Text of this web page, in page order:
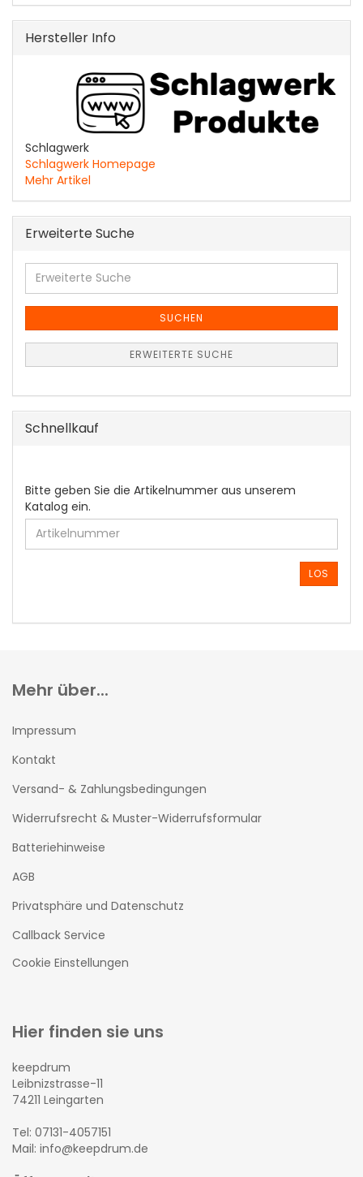
Hersteller Info
Schlagwerk
Schlagwerk Homepage
Mehr Artikel
Erweiterte Suche
Erweiterte
Suche
SUCHEN
ERWEITERTE SUCHE
Schnellkauf
BITTE
GEBEN
SIE
DIE
ARTIKELNUMMER
EIN.
Bitte geben Sie die Artikelnummer aus unserem
Katalog ein.
LOS
Mehr über...
Impressum
Kontakt
Versand- & Zahlungsbedingungen
Widerrufsrecht & Muster-Widerrufsformular
Batteriehinweise
AGB
Privatsphäre und Datenschutz
Callback Service
Cookie Einstellungen
Hier finden sie uns
keepdrum
Leibnizstrasse-11
74211 Leingarten
Tel: 07131-4057151
Mail: info@keepdrum.de